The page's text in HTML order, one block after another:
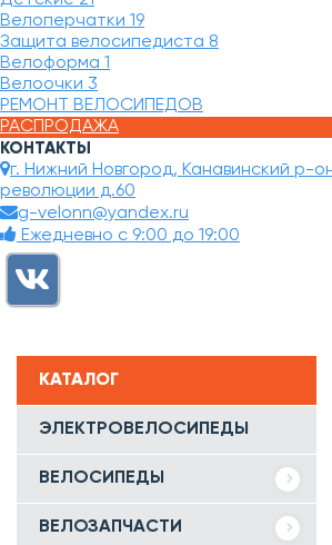
Велоперчатки 19
Защита велосипедиста 8
Велоформа 1
Велоочки 3
РЕМОНТ ВЕЛОСИПЕДОВ
РАСПРОДАЖА
КОНТАКТЫ
г. Нижний Новгород, Канавинский р-
революции д.60
g-velonn@yandex.ru
Ежедневно с 9:00 до 19:00
КАТАЛОГ
ЭЛЕКТРОВЕЛОСИПЕДЫ
ВЕЛОСИПЕДЫ
ВЕЛОЗАПЧАСТИ